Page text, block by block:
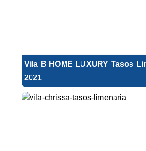
Vila B HOME LUXURY Tasos
2021